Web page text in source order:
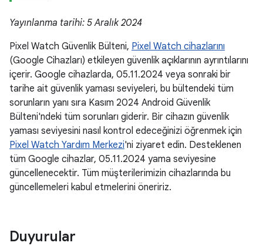
Yayınlanma tarihi: 5 Aralık 2024
Pixel Watch Güvenlik Bülteni, Pixel Watch cihazlarını
(Google Cihazları) etkileyen güvenlik açıklarının ayrıntılarını
içerir. Google cihazlarda, 05.11.2024 veya sonraki bir
tarihe ait güvenlik yaması seviyeleri, bu bültendeki tüm
sorunların yanı sıra Kasım 2024 Android Güvenlik
Bülteni'ndeki tüm sorunları giderir. Bir cihazın güvenlik
yaması seviyesini nasıl kontrol edeceğinizi öğrenmek için
Pixel Watch Yardım Merkezi'ni ziyaret edin. Desteklenen
tüm Google cihazlar, 05.11.2024 yama seviyesine
güncellenecektir. Tüm müşterilerimizin cihazlarında bu
güncellemeleri kabul etmelerini öneririz.
Duyurular